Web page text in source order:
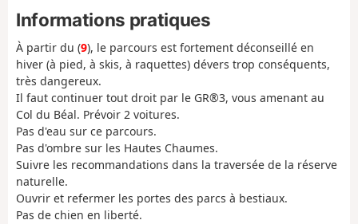
Informations pratiques
À partir du (9), le parcours est fortement déconseillé en
hiver (à pied, à skis, à raquettes) dévers trop conséquents,
très dangereux.
Il faut continuer tout droit par le GR®3, vous amenant au
Col du Béal. Prévoir 2 voitures.
Pas d'eau sur ce parcours.
Pas d'ombre sur les Hautes Chaumes.
Suivre les recommandations dans la traversée de la réserve
naturelle.
Ouvrir et refermer les portes des parcs à bestiaux.
Pas de chien en liberté.